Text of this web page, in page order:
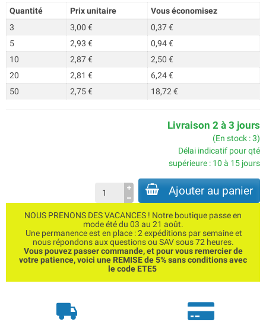
Quantité Prix unitaire
Vous économisez
3
3,00 €
0,37 €
5
2,93 €
0,94 €
10
2,87 €
2,50 €
20
2,81 €
6,24 €
50
2,75 € 18,72 €
Livraison 2 à 3 jours
(En stock : 3)
Délai indicatif pour qté
supérieure : 10 à 15 jours
Ajouter au panier
NOUS PRENONS DES VACANCES ! Notre boutique passe en
mode été du 03 au 21 août.
Une permanence est en place : 2 expéditions par semaine et
nous répondons aux questions ou SAV sous 72 heures.
Vous pouvez passer commande, et pour vous remercier de
votre patience, voici une REMISE de 5% sans conditions avec
le code ETE5